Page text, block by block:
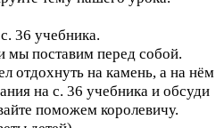
36 учебника.
мы поставим перед собой.
отдохнуть на камень, а на нём
на с. 36 учебника и обсуди
поможем королевичу.